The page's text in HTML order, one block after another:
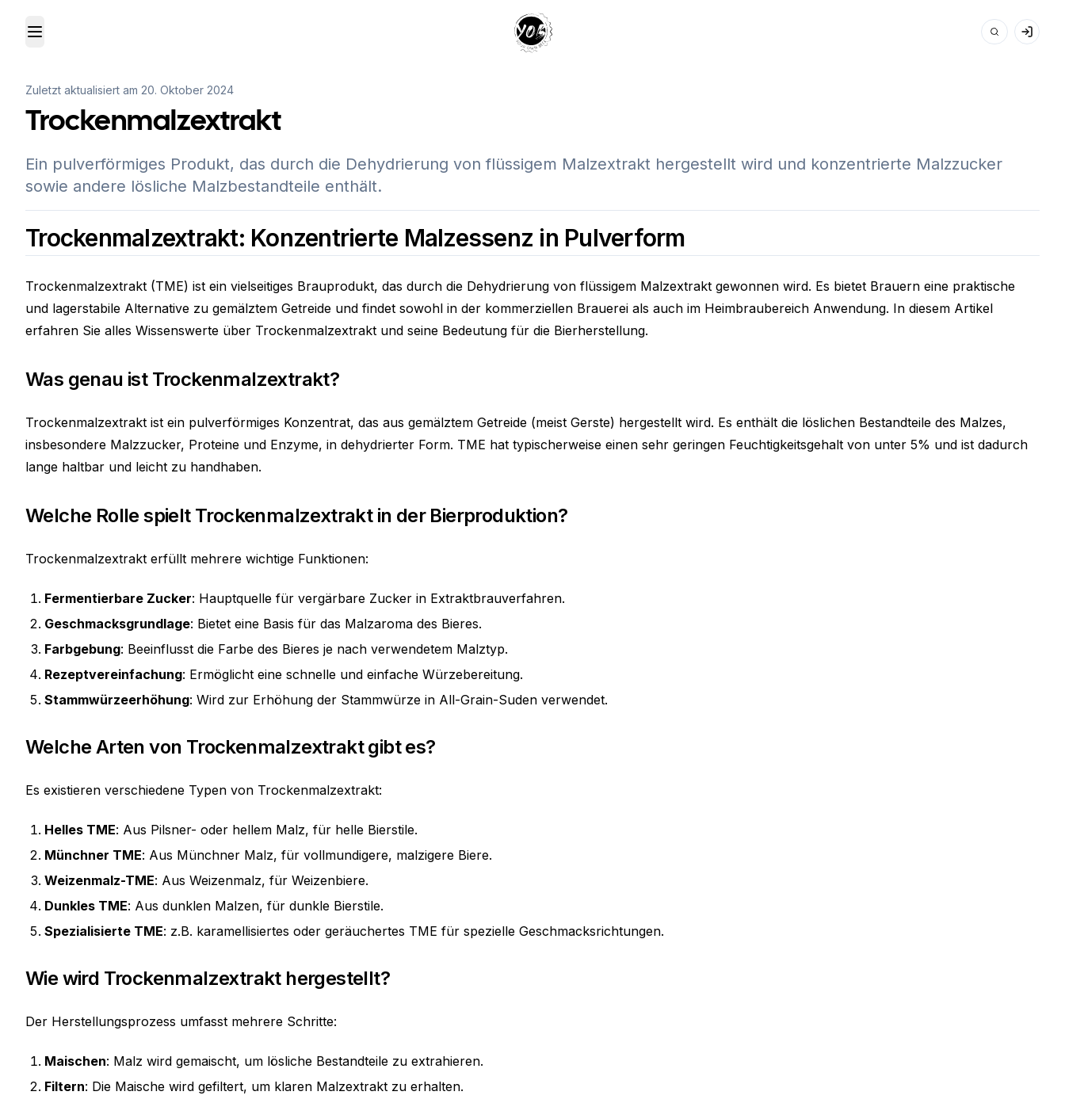
Toggle Menu Your Own Beer
Zuletzt aktualisiert am 20. Oktober 2024
Trockenmalzextrakt
Ein pulverförmiges Produkt, das durch die Dehydrierung von flüssigem Malzextrakt hergestellt wird und konzentrierte Malzzucker
sowie andere lösliche Malzbestandteile enthält.
Trockenmalzextrakt: Konzentrierte Malzessenz in Pulverform
Trockenmalzextrakt (TME) ist ein vielseitiges Brauprodukt, das durch die Dehydrierung von flüssigem Malzextrakt gewonnen wird. Es bietet Brauern eine praktische
und lagerstabile Alternative zu gemälztem Getreide und findet sowohl in der kommerziellen Brauerei als auch im Heimbraubereich Anwendung. In diesem Artikel
erfahren Sie alles Wissenswerte über Trockenmalzextrakt und seine Bedeutung für die Bierherstellung.
Was genau ist Trockenmalzextrakt?
Trockenmalzextrakt ist ein pulverförmiges Konzentrat, das aus gemälztem Getreide (meist Gerste) hergestellt wird. Es enthält die löslichen Bestandteile des Malzes,
insbesondere Malzzucker, Proteine und Enzyme, in dehydrierter Form. TME hat typischerweise einen sehr geringen Feuchtigkeitsgehalt von unter 5% und ist dadurch
lange haltbar und leicht zu handhaben.
Welche Rolle spielt Trockenmalzextrakt in der Bierproduktion?
Trockenmalzextrakt erfüllt mehrere wichtige Funktionen:
Fermentierbare Zucker: Hauptquelle für vergärbare Zucker in Extraktbrauverfahren.
Geschmacksgrundlage: Bietet eine Basis für das Malzaroma des Bieres.
Farbgebung: Beeinflusst die Farbe des Bieres je nach verwendetem Malztyp.
Rezeptvereinfachung: Ermöglicht eine schnelle und einfache Würzebereitung.
Stammwürzeerhöhung: Wird zur Erhöhung der Stammwürze in All-Grain-Suden verwendet.
Welche Arten von Trockenmalzextrakt gibt es?
Es existieren verschiedene Typen von Trockenmalzextrakt:
Helles TME: Aus Pilsner- oder hellem Malz, für helle Bierstile.
Münchner TME: Aus Münchner Malz, für vollmundigere, malzigere Biere.
Weizenmalz-TME: Aus Weizenmalz, für Weizenbiere.
Dunkles TME: Aus dunklen Malzen, für dunkle Bierstile.
Spezialisierte TME: z.B. karamellisiertes oder geräuchertes TME für spezielle Geschmacksrichtungen.
Wie wird Trockenmalzextrakt hergestellt?
Der Herstellungsprozess umfasst mehrere Schritte:
Maischen: Malz wird gemaischt, um lösliche Bestandteile zu extrahieren.
Filtern: Die Maische wird gefiltert, um klaren Malzextrakt zu erhalten.